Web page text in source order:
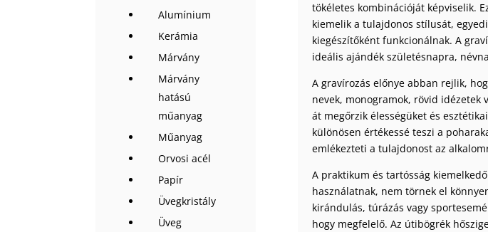
Alumínium
Kerámia
Márvány
Márvány
hatású
műanyag
Műanyag
Orvosi acél
Papír
Üvegkristály
Üveg
tökéletes kombinációját képviselik.
kiemelik a tulajdonos stílusát,
kiegészítőként funkcionálnak. A
ideális ajándék születésnapra,
A gravírozás előnye abban rejlik,
nevek, monogramok, rövid idézetek
át megőrzik élességüket és
különösen értékessé teszi a
emlékezteti a tulajdonost az
A praktikum és tartósság
használatnak, nem törnek el
kirándulás, túrázás vagy
hogy megfelelő. Az útibögrék